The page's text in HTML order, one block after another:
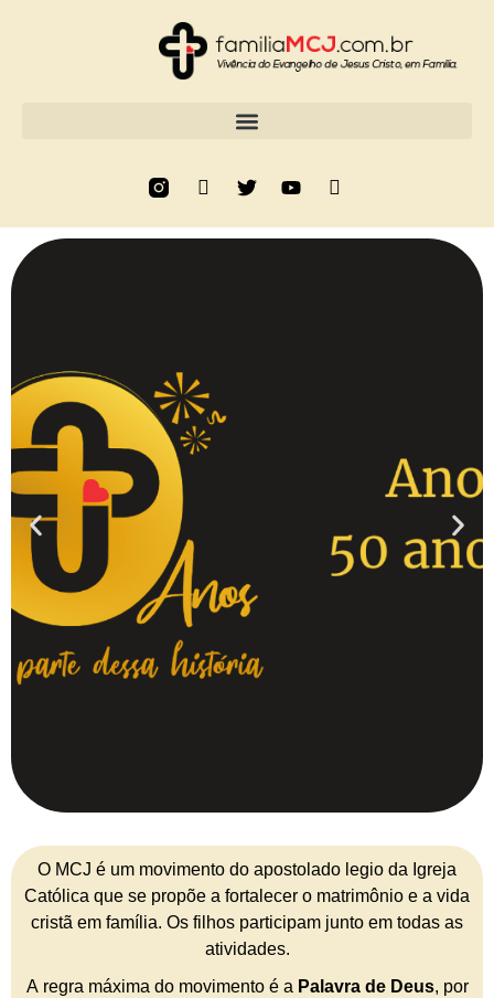
O MCJ é um movimento do apostolado legio da Igreja
Católica que se propõe a fortalecer o matrimônio e a vida
cristã em família. Os filhos participam junto em todas as
atividades.
A regra máxima do movimento é a Palavra de Deus, por